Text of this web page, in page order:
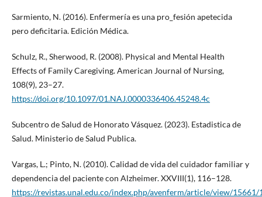
Sarmiento, N. (2016). Enfermería es una pro_fesión apetecida
pero deficitaria. Edición Médica.
Schulz, R., Sherwood, R. (2008). Physical and Mental Health
Effects of Family Caregiving. American Journal of Nursing,
108(9), 23–27.
https://doi.org/10.1097/01.NAJ.0000336406.45248.4c
Subcentro de Salud de Honorato Vásquez. (2023). Estadistica de
Salud. Ministerio de Salud Publica.
Vargas, L.; Pinto, N. (2010). Calidad de vida del cuidador familiar y
dependencia del paciente con Alzheimer. XXVIII(1), 116–128.
https://revistas.unal.edu.co/index.php/avenferm/article/view/15661/